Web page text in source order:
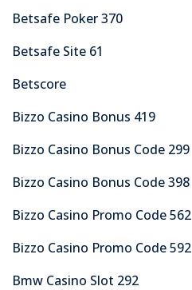
Betsafe Poker 370
Betsafe Site 61
Betscore
Bizzo Casino Bonus 419
Bizzo Casino Bonus Code 299
Bizzo Casino Bonus Code 398
Bizzo Casino Promo Code 562
Bizzo Casino Promo Code 592
Bmw Casino Slot 292